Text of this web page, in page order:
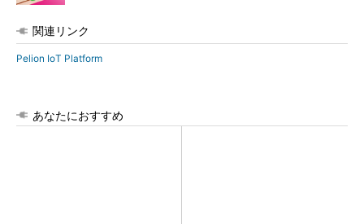
関連リンク
Pelion IoT Platform
あなたにおすすめ